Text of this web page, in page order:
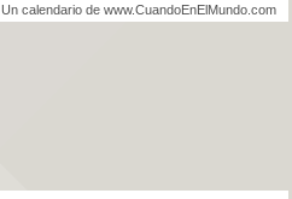
Un calendario de www.CuandoEnElMundo.com